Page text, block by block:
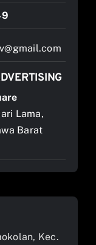
Lama,
Barat
Kec.